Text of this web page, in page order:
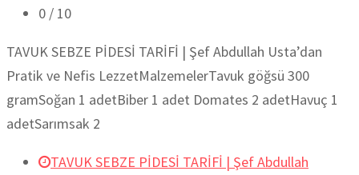
0 / 10
TAVUK SEBZE PİDESİ TARİFİ | Şef Abdullah Usta’dan
Pratik ve Nefis LezzetMalzemelerTavuk göğsü 300
gramSoğan 1 adetBiber 1 adet Domates 2 adetHavuç 1
adetSarımsak 2
TAVUK SEBZE PİDESİ TARİFİ | Şef Abdullah